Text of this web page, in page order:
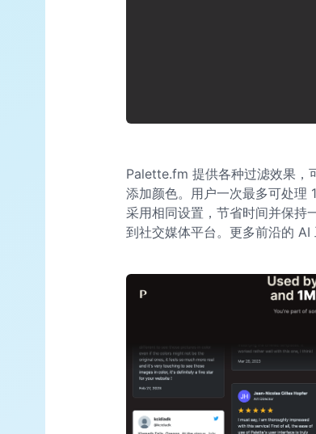
Palette.fm 提供各种过滤效果，
添加颜色。用户一次最多可处理
采用相同设置，节省时间并保持
到社交媒体平台。更多前沿的 AI